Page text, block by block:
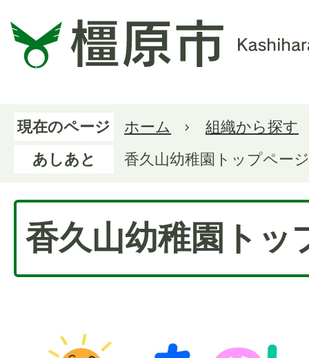
現在のページ ホーム
組織から探す
あしあと
香久山幼稚園トップページ
香久山幼稚園トッ